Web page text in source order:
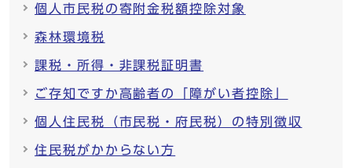
個人市民税の寄附金税額控除対象
森林環境税
課税・所得・非課税証明書
ご存知ですか高齢者の「障がい者控除」
個人住民税（市民税・府民税）の特別徴収
住民税がかからない方